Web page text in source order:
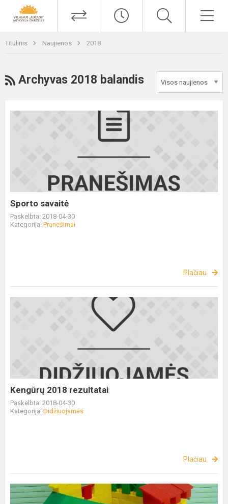
Titulinis Naujienos 2018
Archyvas 2018 balandis
Sporto savaitė
Paskelbta: 2018-04-30
Kategorija: Pranešimai
Plačiau
Kengūrų 2018 rezultatai
Paskelbta: 2018-04-30
Kategorija: Didžiuojamės
Plačiau